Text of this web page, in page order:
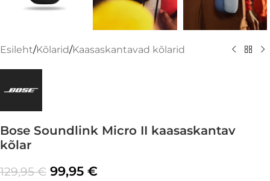
Esileht/Kõlarid/Kaasaskantavad kõlarid
Bose Soundlink Micro II kaasaskantav
kõlar
129,95€ 99,95 €